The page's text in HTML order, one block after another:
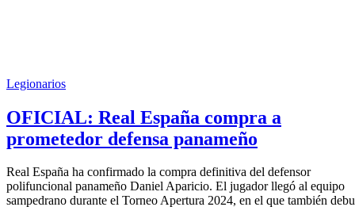
Legionarios
OFICIAL: Real España compra a
prometedor defensa panameño
Real España ha confirmado la compra definitiva del defensor
polifuncional panameño Daniel Aparicio. El jugador llegó al equipo
sampedrano durante el Torneo Apertura 2024, en el que también